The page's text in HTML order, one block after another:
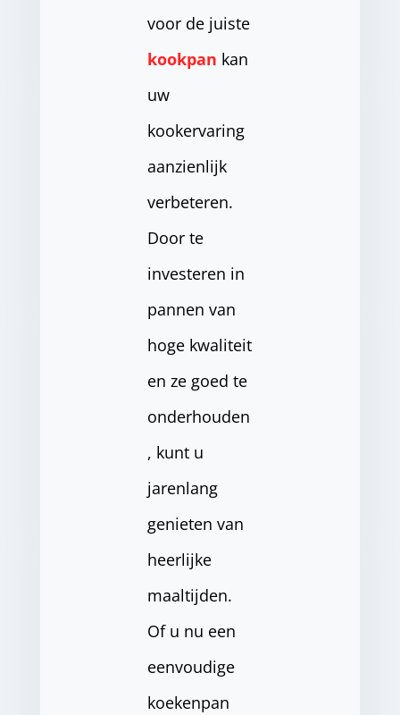
voor de juiste
kookpan kan
uw
kookervaring
aanzienlijk
verbeteren.
Door te
investeren in
pannen van
hoge kwaliteit
en ze goed te
onderhouden
, kunt u
jarenlang
genieten van
heerlijke
maaltijden.
Of u nu een
eenvoudige
koekenpan